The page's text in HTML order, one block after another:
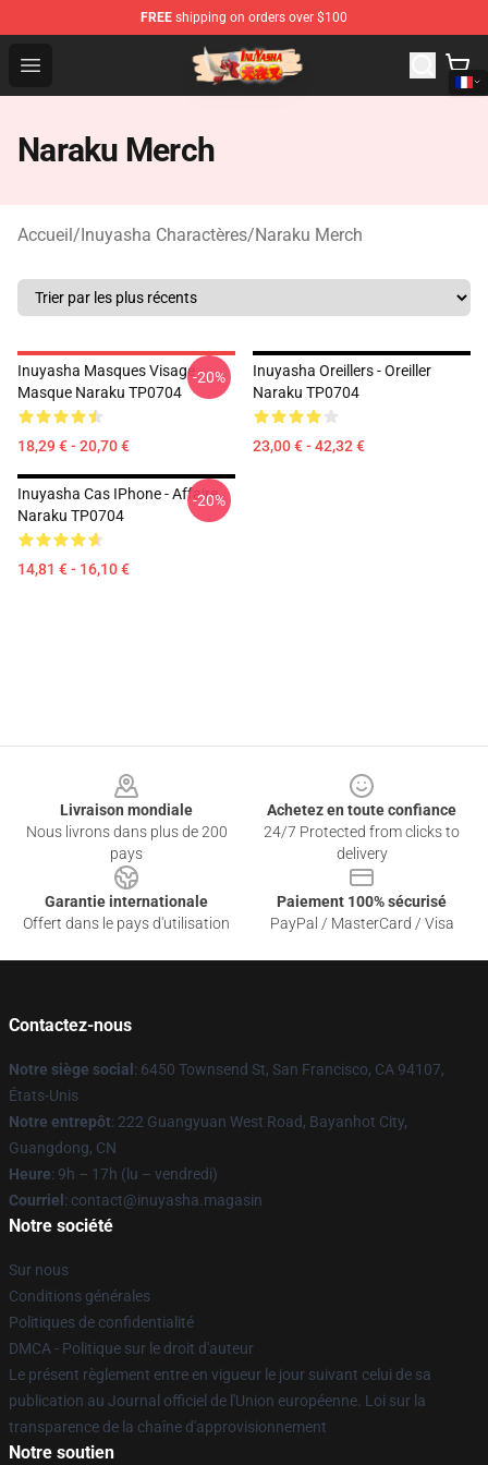
FREE shipping on orders over $100
Open menu
Inuyasha Store - Official Inuyasha Merchandise Shop
Naraku Merch
Accueil/Inuyasha Charactères/Naraku Merch
Inuyasha Masques Visage -
Masque Naraku TP0704
18,29 € - 20,70 €
-20%
Inuyasha Oreillers - Oreiller
Naraku TP0704
23,00 € - 42,32 €
Inuyasha Cas IPhone - Affaire
Naraku TP0704
14,81 € - 16,10 €
-20%
Livraison mondiale
Nous livrons dans plus de 200
pays
Achetez en toute confiance
24/7 Protected from clicks to
delivery
Garantie internationale
Offert dans le pays d'utilisation
Paiement 100% sécurisé
PayPal / MasterCard / Visa
Contactez-nous
Notre siège social : 6450 Townsend St, San Francisco, CA 94107,
États-Unis
Notre entrepôt: 222 Guangyuan West Road, Bayanhot City,
Guangdong, CN
Heure: 9h – 17h (lu – vendredi)
Courriel : contact@inuyasha.magasin
Notre société
Sur nous
Conditions générales
Politiques de confidentialité
DMCA - Politique sur le droit d'auteur
Le présent règlement entre en vigueur le jour suivant celui de sa
publication au Journal officiel de l'Union européenne. Loi sur la
transparence de la chaîne d'approvisionnement
Notre soutien